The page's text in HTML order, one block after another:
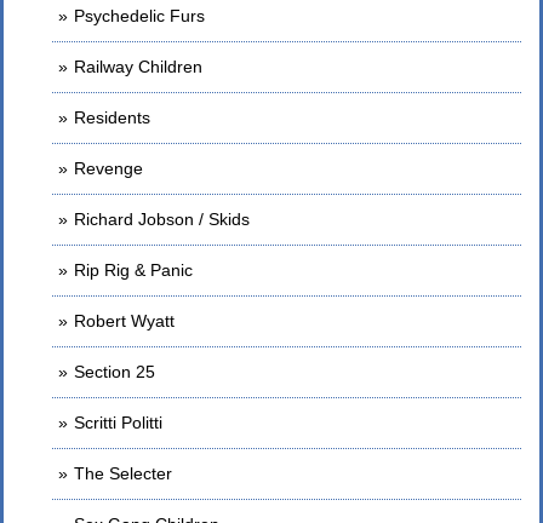
Psychedelic Furs
Railway Children
Residents
Revenge
Richard Jobson / Skids
Rip Rig & Panic
Robert Wyatt
Section 25
Scritti Politti
The Selecter